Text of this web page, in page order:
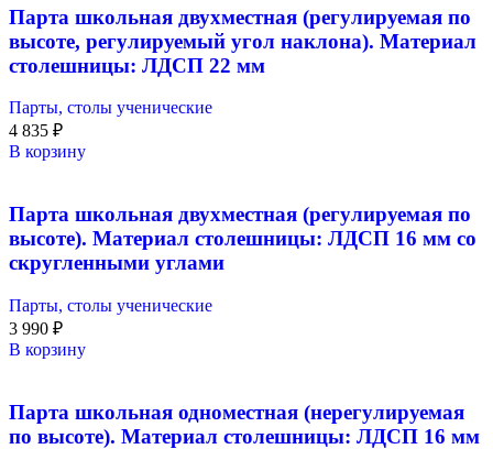
Парта школьная двухместная (регулируемая по
высоте, регулируемый угол наклона). Материал
столешницы: ЛДСП 22 мм
Парты, столы ученические
4 835 ₽
В корзину
Парта школьная двухместная (регулируемая по
высоте). Материал столешницы: ЛДСП 16 мм со
скругленными углами
Парты, столы ученические
3 990 ₽
В корзину
Парта школьная одноместная (нерегулируемая
по высоте). Материал столешницы: ЛДСП 16 мм